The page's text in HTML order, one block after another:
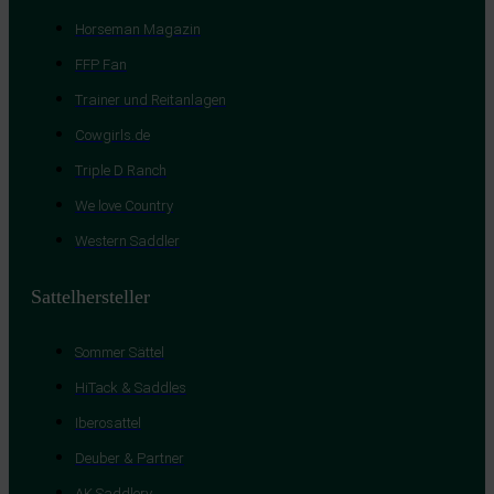
Horseman Magazin
FFP Fan
Trainer und Reitanlagen
Cowgirls.de
Triple D Ranch
We love Country
Western Saddler
Sattelhersteller
Sommer Sättel
HiTack & Saddles
Iberosattel
Deuber & Partner